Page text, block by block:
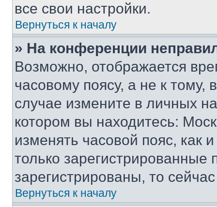
все свои настройки.
Вернуться к началу
» На конференции
Возможно, отображается
часовому поясу, а не к тому,
случае измените в личных
котором вы находитесь:
изменять часовой пояс, как
только
зарегистрированы, то
Вернуться к началу